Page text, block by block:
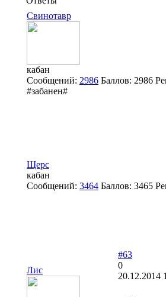
Свинотавр
кабан
Сообщений: 2986 Баллов: 2986
#забанен#
Щерс
кабан
Сообщений: 3464 Баллов: 3465
Лис
#63
0
20.12.2014